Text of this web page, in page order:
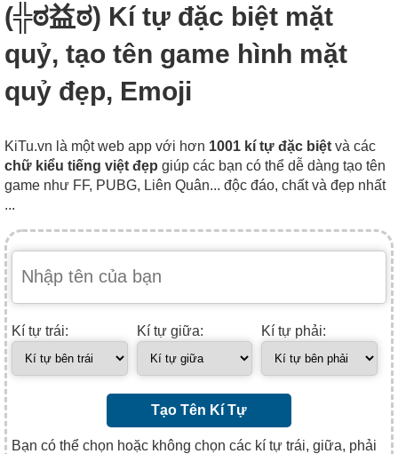
(╬ಠ益ಠ) Kí tự đặc biệt mặt
quỷ, tạo tên game hình mặt
quỷ đẹp, Emoji
KiTu.vn là một web app với hơn 1001 kí tự đặc biệt và các
chữ kiểu tiếng việt đẹp giúp các bạn có thể dễ dàng tạo tên
game như FF, PUBG, Liên Quân... độc đáo, chất và đẹp nhất
...
Kí tự trái: Kí tự giữa: Kí tự phải:
Tạo Tên Kí Tự
Bạn có thể chọn hoặc không chọn các kí tự trái, giữa, phải